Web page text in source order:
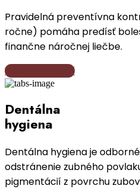
Pravidelná preventívna
ročne) pomáha predísť
finančne náročnej liečbe.
Viac informácií
Dentálna
hygiena
Dentálna hygiena je
odstránenie zubného
pigmentácií z povrchu